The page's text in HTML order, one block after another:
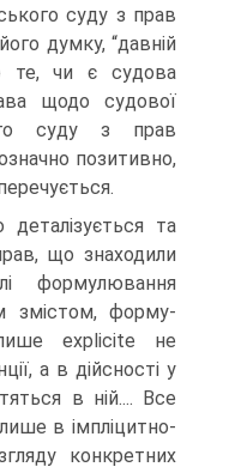
суду з прав
думку, “давній
те, чи є судова
щодо судової
суду з прав
позитивно,
деталізується та
що знаходили
формулювання
змістом, форму­
explicite не
а в дійсності у
в ній.... Все
в імпліцитно-
конкретних